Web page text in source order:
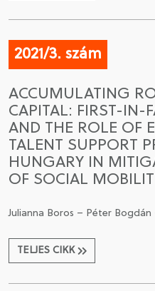
2021/3. szám
ACCUMULATING
CAPITAL: FIRST-IN-
AND THE ROLE OF
TALENT SUPPORT
HUNGARY IN
OF SOCIAL
Julianna Boros – Péter Bogdán
TELJES CIKK